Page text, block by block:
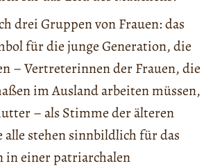
drei Gruppen von Frauen: das
für die junge Generation, die
– Vertreterinnen der Frauen, die
im Ausland arbeiten müssen,
– als Stimme der älteren
alle stehen sinnbildlich für das
in einer patriarchalen